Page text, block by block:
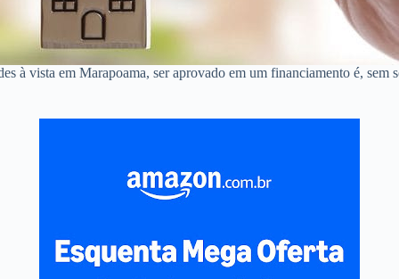
à vista em Marapoama, ser aprovado em um financiamento é,